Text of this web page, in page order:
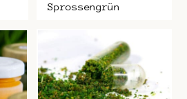
Sprossengrün